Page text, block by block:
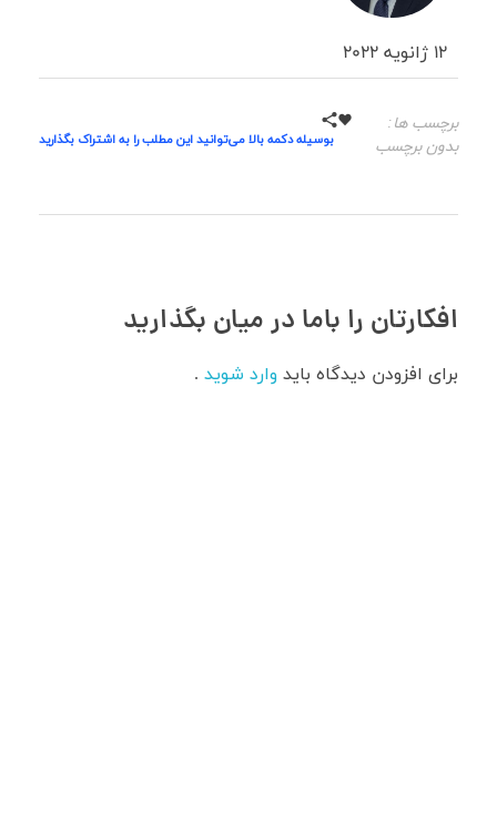
12 ژانویه 2022
برچسب ها:
بدون برچسب
بوسیله دکمه بالا می‌توانید این مطلب را به اشتراک بگذارید
افکارتان را باما در میان بگذارید
برای افزودن دیدگاه باید وارد شوید .